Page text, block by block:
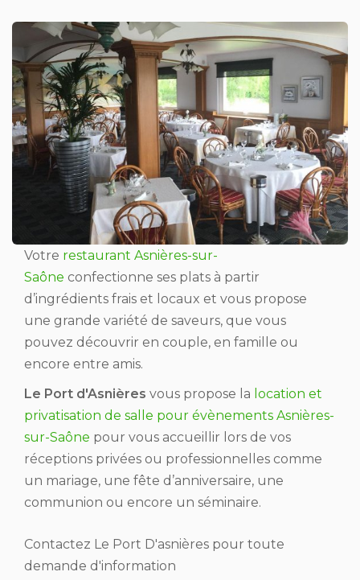
Votre restaurant Asnières-sur-
Saône confectionne ses plats à partir
d’ingrédients frais et locaux et vous propose
une grande variété de saveurs, que vous
pouvez découvrir en couple, en famille ou
encore entre amis.
Le Port d'Asnières vous propose la location et
privatisation de salle pour évènements Asnières-
sur-Saône pour vous accueillir lors de vos
réceptions privées ou professionnelles comme
un mariage, une fête d’anniversaire, une
communion ou encore un séminaire.
Contactez Le Port D'asnières pour toute
demande d'information